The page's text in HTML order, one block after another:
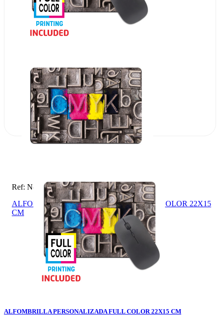
Ref: N-820
ALFOMBRILLA PERSONALIZADA FULL COLOR 22X15
CM
ALFOMBRILLA PERSONALIZADA FULL COLOR 22X15 CM